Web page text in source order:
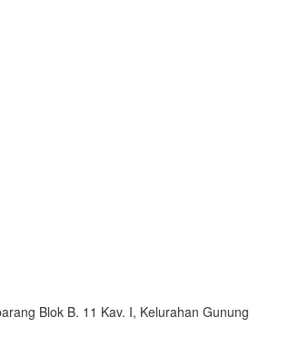
Blok B. 11 Kav. I, Kelurahan Gunung